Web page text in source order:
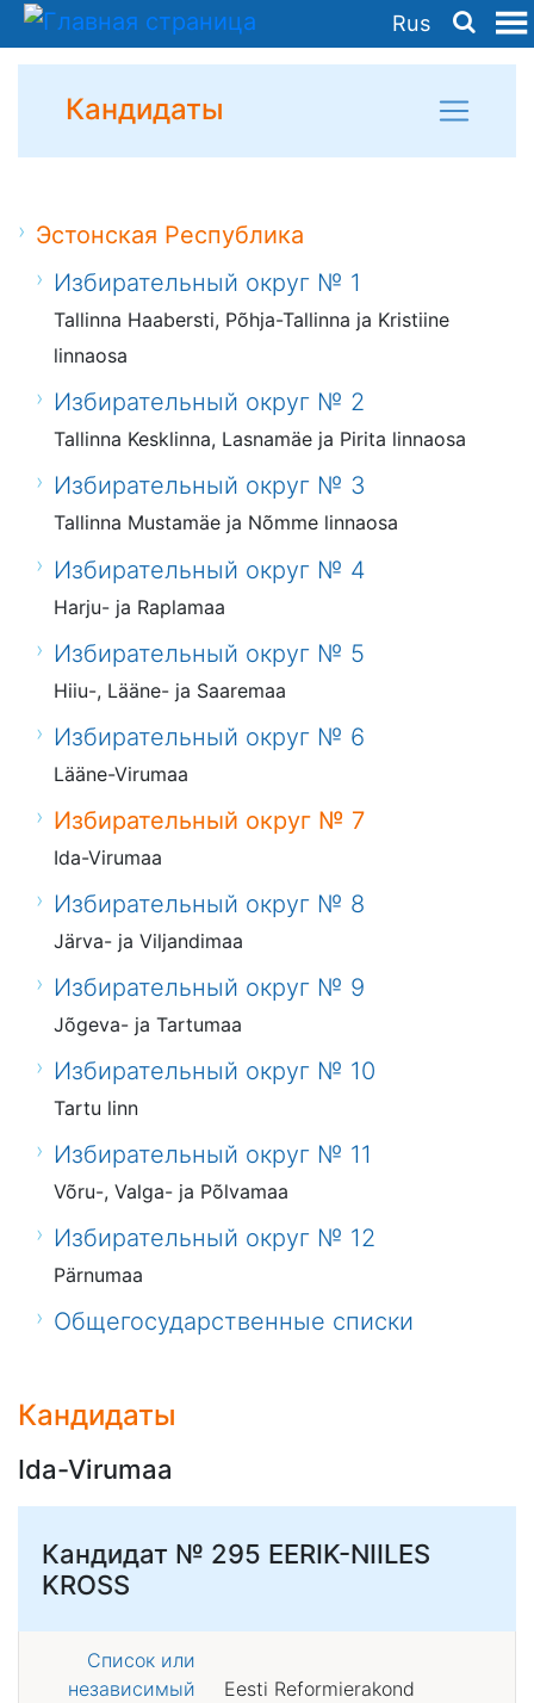
Rus
Кандидаты
Эстонская Республика
Избирательный округ № 1
Tallinna Haabersti, Põhja-Tallinna ja Kristiine
linnaosa
Избирательный округ № 2
Tallinna Kesklinna, Lasnamäe ja Pirita linnaosa
Избирательный округ № 3
Tallinna Mustamäe ja Nõmme linnaosa
Избирательный округ № 4
Harju- ja Raplamaa
Избирательный округ № 5
Hiiu-, Lääne- ja Saaremaa
Избирательный округ № 6
Lääne-Virumaa
Избирательный округ № 7
Ida-Virumaa
Избирательный округ № 8
Järva- ja Viljandimaa
Избирательный округ № 9
Jõgeva- ja Tartumaa
Избирательный округ № 10
Tartu linn
Избирательный округ № 11
Võru-, Valga- ja Põlvamaa
Избирательный округ № 12
Pärnumaa
Общегосударственные списки
Кандидаты
Ida-Virumaa
Кандидат № 295 EERIK-NIILES
KROSS
Список или
независимый
Eesti Reformierakond